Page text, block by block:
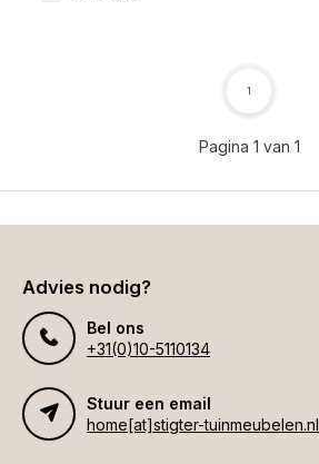
Pagina 1 van 1
1
Advies nodig?
Bel ons
+31(0)10-5110134
Stuur een email
home[at]stigter-tuinmeubelen.nl